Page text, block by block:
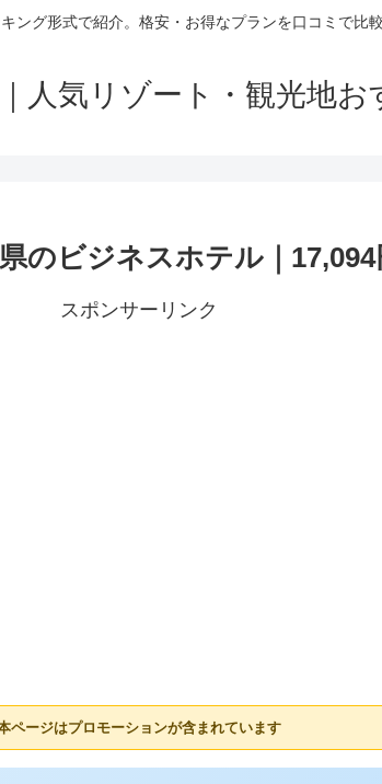
グ形式で紹介。格安・お得なプランを口コミで比
人気リゾート・観光地お
のビジネスホテル｜17,094
スポンサーリンク
ページはプロモーションが含まれています